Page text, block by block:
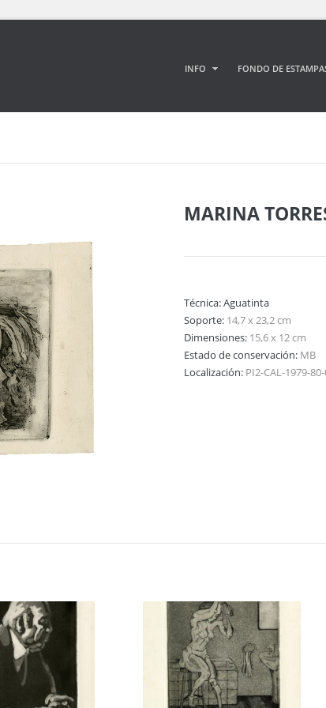
INFO FONDO DE
MARINA
Técnica:Aguatinta
Soporte: 14,7 x 23,2 cm
Dimensiones: 15,6 x 12 cm
Estado de conservación: MB
Localización: PI2-CAL-1979-